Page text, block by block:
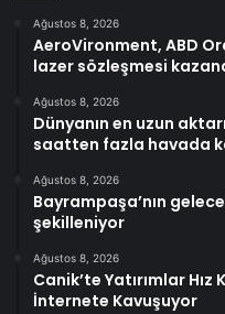
Ağustos 8, 2026
AeroVironment, ABD
lazer sözleşmesi
Ağustos 8, 2026
Dünyanın en uzun
saatten fazla havada
Ağustos 8, 2026
Bayrampaşa’nın
şekilleniyor
Ağustos 8, 2026
Canik’te Yatırımlar
İnternete Kavuşuyor